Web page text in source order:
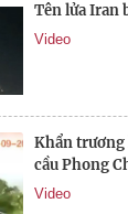
Tên lửa Iran
Video
Khẩn trương
cầu Phong
Video